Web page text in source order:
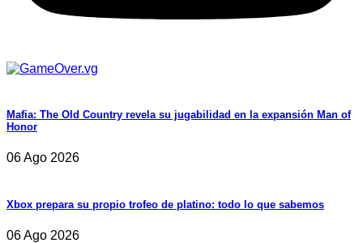
Mafia: The Old Country revela su jugabilidad en la expansión Man of
Honor
06 Ago 2026
Xbox prepara su propio trofeo de platino: todo lo que sabemos
06 Ago 2026